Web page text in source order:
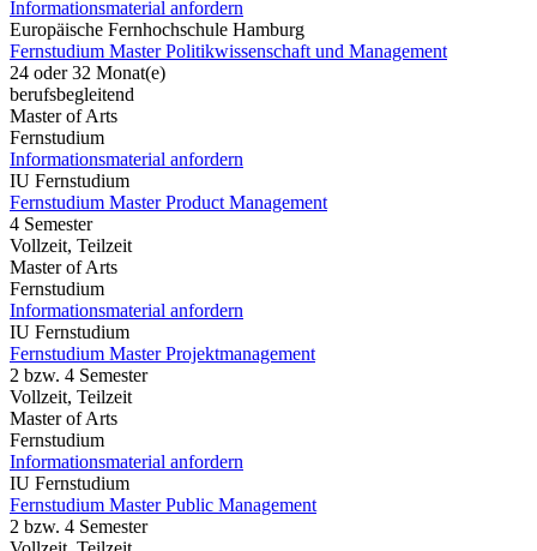
Informationsmaterial anfordern
Europäische Fernhochschule Hamburg
Fernstudium Master Politikwissenschaft und Management
24 oder 32 Monat(e)
berufsbegleitend
Master of Arts
Fernstudium
Informationsmaterial anfordern
IU Fernstudium
Fernstudium Master Product Management
4 Semester
Vollzeit, Teilzeit
Master of Arts
Fernstudium
Informationsmaterial anfordern
IU Fernstudium
Fernstudium Master Projektmanagement
2 bzw. 4 Semester
Vollzeit, Teilzeit
Master of Arts
Fernstudium
Informationsmaterial anfordern
IU Fernstudium
Fernstudium Master Public Management
2 bzw. 4 Semester